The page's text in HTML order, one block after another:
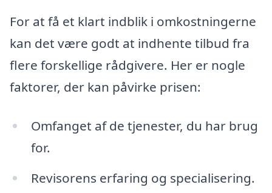
For at få et klart indblik i omkostningerne
kan det være godt at indhente tilbud fra
flere forskellige rådgivere. Her er nogle
faktorer, der kan påvirke prisen:
Omfanget af de tjenester, du har brug
for.
Revisorens erfaring og specialisering.